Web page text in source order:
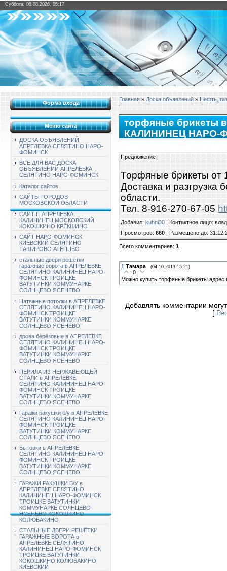
Суббота, 08.08.2026, 05:17
Форма входа
Меню сайта
ДОСКА ОБЪЯВЛЕНИЙ
АПРЕЛЕВКА СЕЛЯТИНО НАРО-
ФОМИНСК
ВСЁ ДЛЯ ВАС ДОСКА
ОБЪЯВЛЕНИЙ АПРЕЛЕВКА
СЕЛЯТИНО НАРО-ФОМИНСК
Каталог сайтов
САЙТЫ ГОРОДОВ
МОСКОВСКОЙ ОБЛАСТИ
САЙТ Г. АПРЕЛЕВКА
КАЛИНИНЕЦ МОСКОВСКИЙ
КОКОШКИНО КРЁКШИНО
САЙТ НАРО-ФОМИНСК
КИЕВСКИЙ СЕЛЯТИНО
ТАШИРОВО АТЕПЦВО
стальные двери решётки
гаражные ворота в АПРЕЛЕВКЕ
СЕЛЯТИНО КАЛИНИНЕЦ НАРО-
ФОМИНСК ТРОИЦКЕ
ВАТУТИНКИ КОММУНАРКЕ
СОЛНЦЕВО ЯСЕНЕВО
Натяжные потолки в АПРЕЛЕВКЕ
СЕЛЯТИНО КАЛИНИНЕЦ НАРО-
ФОМИНСК ТРОИЦКЕ
ВАТУТИНКИ КОММУНАРКЕ
СОЛНЦЕВО ЯСЕНЕВО
дрова берёзовые в АПРЕЛЕВКЕ
СЕЛЯТИНО КАЛИНИНЕЦ НАРО-
ФОМИНСК ТРОИЦКЕ
ВАТУТИНКИ КОММУНАРКЕ
СОЛНЦЕВО ЯСЕНЕВО
ПЕРИЛА ИЗ НЕРЖАВЕЮЩЕЙ
СТАЛИ в АПРЕЛЕВКЕ
СЕЛЯТИНО КАЛИНИНЕЦ НАРО-
ФОМИНСК ТРОИЦКЕ
ВАТУТИНКИ КОММУНАРКЕ
СОЛНЦЕВО ЯСЕНЕВО
Гаражи ракушки б/у в АПРЕЛЕВКЕ
СЕЛЯТИНО КАЛИНИНЕЦ НАРО-
ФОМИНСК ТРОИЦКЕ
ВАТУТИНКИ КОММУНАРКЕ
СОЛНЦЕВО ЯСЕНЕВО
Бытовки в АПРЕЛЕВКЕ
СЕЛЯТИНО КАЛИНИНЕЦ НАРО-
ФОМИНСК ТРОИЦКЕ
ВАТУТИНКИ КОММУНАРКЕ
СОЛНЦЕВО ЯСЕНЕВО
ГАРАЖИ РАКУШКИ Б/У в
АПРЕЛЕВКЕ СЕЛЯТИНО
КАЛИНИНЕЦ НАРО-ФОМИНСК
ТРОИЦКЕ ВАТУТИНКИ
КОММУНАРКЕ СОЛНЦЕВО
ЯСЕНЕВО КОКОШКИНО
КОЛЮБАКИНО
СТАЛЬНЫЕ ДВЕРИ РЕШЁТКИ
ГАРАЖНЫЕ ВОРОТА в
АПРЕЛЕВКЕ СЕЛЯТИНО
КАЛИНИНЕЦ НАРО-ФОМИНСК
ТРОИЦКЕ ВАТУТИНКИ
КОКОШКИНО КОЛЮБАКИНО
КИЕВСКИЙ
Главная » Доска объявлений » Нефть,
торфяные
КАЛИНИНЕЦ НАРО-
Предложение |
Торфяные брикеты от
Доставка и разгрузка
области.
Тел. 8-916-270-67-05
Добавил: kuhni30 | Контактное лицо:
Просмотров: 660 | Размещено до:
Всего комментариев: 1
1 Тамара (04.10.2013 15:21)
0
Можно купить торфяные брикеты адрес
Добавлять комментарии
[